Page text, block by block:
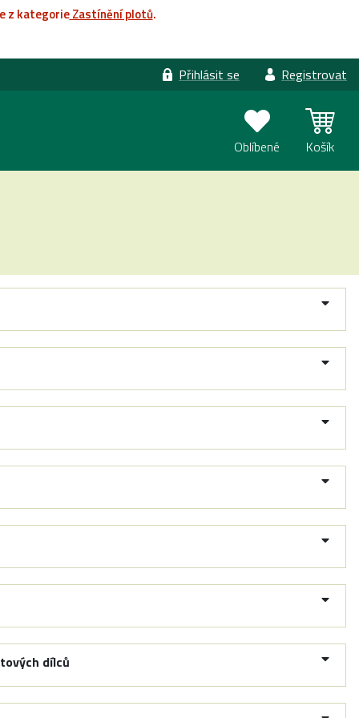
z kategorieZastínění plotů.
Přihlásit se Registrovat
Oblíbené Košík
dílců